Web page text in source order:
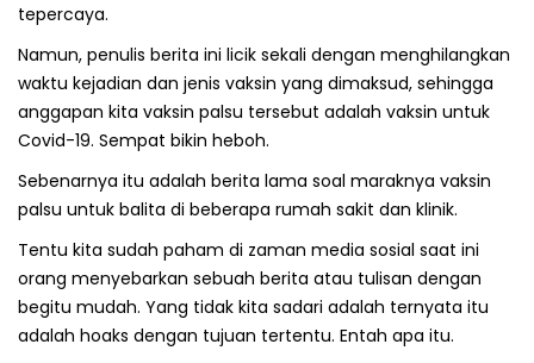
tepercaya.
Namun, penulis berita ini licik sekali dengan menghilangkan
waktu kejadian dan jenis vaksin yang dimaksud, sehingga
anggapan kita vaksin palsu tersebut adalah vaksin untuk
Covid-19. Sempat bikin heboh.
Sebenarnya itu adalah berita lama soal maraknya vaksin
palsu untuk balita di beberapa rumah sakit dan klinik.
Tentu kita sudah paham di zaman media sosial saat ini
orang menyebarkan sebuah berita atau tulisan dengan
begitu mudah. Yang tidak kita sadari adalah ternyata itu
adalah hoaks dengan tujuan tertentu. Entah apa itu.